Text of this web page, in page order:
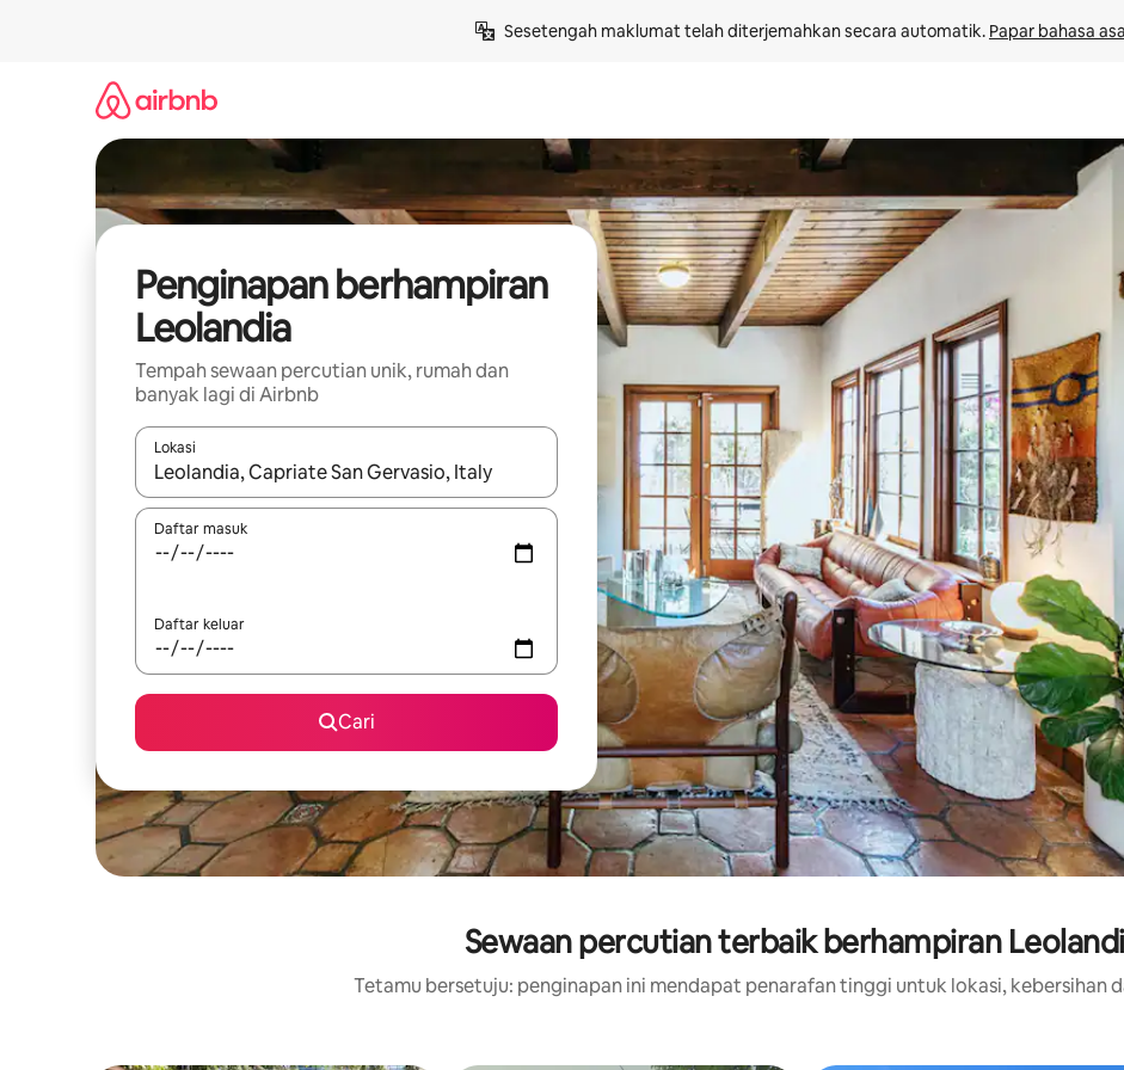
Sesetengah maklumat telah diterjemahkan secara automatik. Papar bahasa
Penginapan berhampiran
Leolandia
Tempah sewaan percutian unik, rumah dan
banyak lagi di Airbnb
Lokasi
Apabila hasil tersedia, navigasi dengan kekunci anak panah atas dan bawah atau teroka dengan sentuhan atau gerak leret.
Daftar masuk
Daftar keluar
Cari
Sewaan percutian terbaik berhampiran
Tetamu bersetuju: penginapan ini mendapat penarafan tinggi untuk lokasi, kebersihan